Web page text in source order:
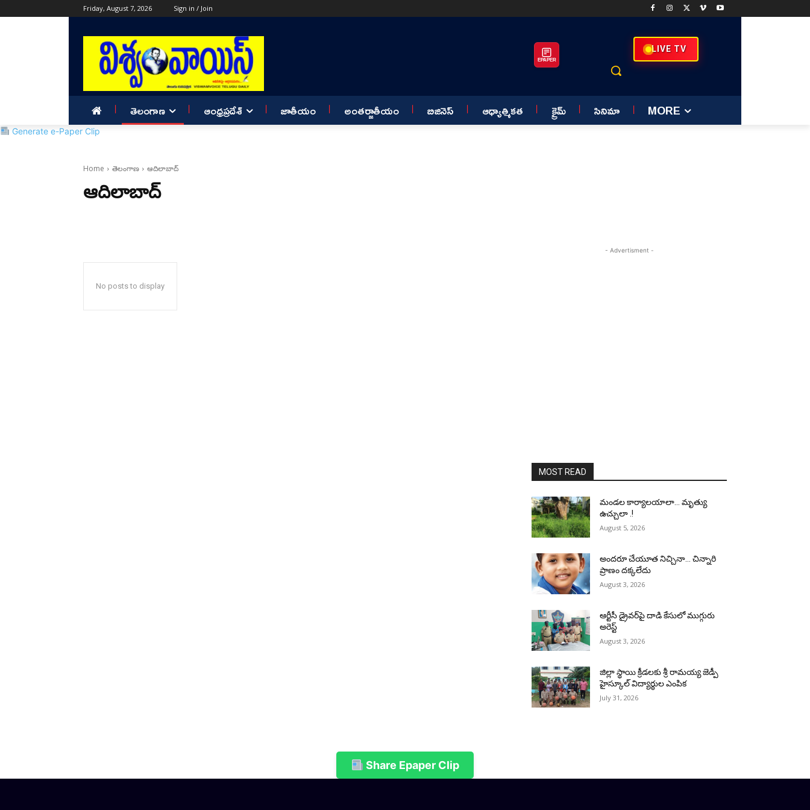
Friday, August 7, 2026 Sign in / Join
EPAPER
LIVE TV
తెలంగాణ ఆంధ్రప్రదేశ్ జాతీయం అంతర్జాతీయం బిజినెస్ ఆధ్యాత్మికత క్రైమ్ సినిమా MORE
Generate e-Paper Clip
Home తెలంగాణ ఆదిలాబాద్
ఆదిలాబాద్
No posts to display
- Advertisment -
MOST READ
మండల కార్యాలయాలా… మృత్యు
ఉచ్చులా .!
August 5, 2026
అందరూ చేయూత నిచ్చినా… చిన్నారి
ప్రాణం దక్కలేదు
August 3, 2026
ఆర్టీసీ డ్రైవర్‌పై దాడి కేసులో ముగ్గురు
అరెస్ట్
August 3, 2026
జిల్లా స్థాయి క్రీడలకు శ్రీ రామయ్య జెడ్పీ
హైస్కూల్ విద్యార్థుల ఎంపిక
July 31, 2026
Share Epaper Clip